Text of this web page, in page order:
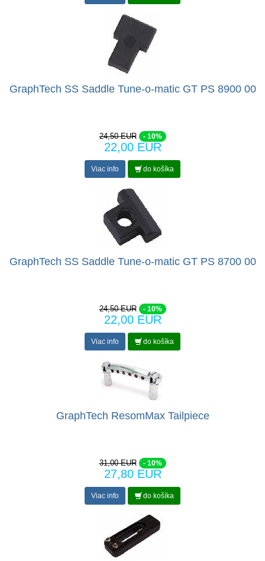
GraphTech SS Saddle Tune-o-matic GT PS 8900 00
24,50 EUR - 10%
22,00 EUR
Viac info do košíka
GraphTech SS Saddle Tune-o-matic GT PS 8700 00
24,50 EUR - 10%
22,00 EUR
Viac info do košíka
GraphTech ResomMax Tailpiece
31,00 EUR - 10%
27,80 EUR
Viac info do košíka